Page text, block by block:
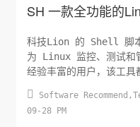
SH 一款全功能的
科技Lion 的 Shell 脚本
为 Linux 监控、测试和
经验丰富的用户，该工具
LNMP建站解决方案能帮
御、备份还原迁移一应俱
 Software Recommend ,
09-28 PM